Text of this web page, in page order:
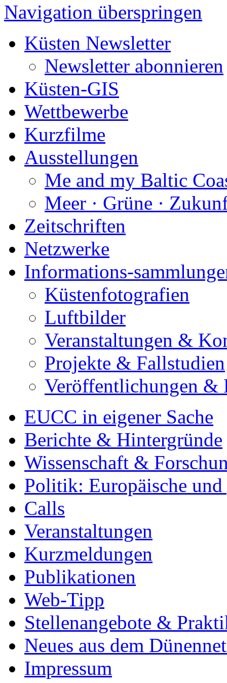
Navigation überspringen
Küsten Newsletter
Newsletter abonnieren
Küsten-GIS
Wettbewerbe
Kurzfilme
Ausstellungen
Me and my Baltic
Meer · Grüne ·
Zeitschriften
Netzwerke
Informations-
Küstenfotografien
Luftbilder
Veranstaltungen &
Projekte & Fallstudien
Veröffentlichungen &
EUCC in eigener Sache
Berichte & Hintergründe
Wissenschaft &
Politik: Europäische
Calls
Veranstaltungen
Kurzmeldungen
Publikationen
Web-Tipp
Stellenangebote &
Neues aus dem
Impressum